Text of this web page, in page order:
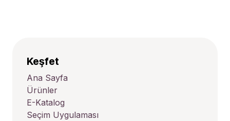
Keşfet
Ana Sayfa
Ürünler
E-Katalog
Seçim Uygulaması